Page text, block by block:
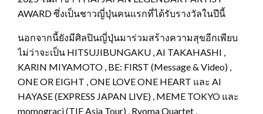
AWARD ซึ่งเป็นชาวญี่ปุ่นคนแรกที่ได้รับรางวัลในปีนี้
นอกจากนี้ยังมีศิลปินญี่ปุ่นมาร่วมสร้างความสุขอีกเพียบ
ไม่ว่าจะเป็น HITSUJIBUNGAKU , AI TAKAHASHI ,
KARIN MIYAMOTO , BE: FIRST (Message & Video) ,
ONE OR EIGHT , ONE LOVE ONE HEART และ AI
HAYASE (EXPRESS JAPAN LIVE) , MEME TOKYO และ
momograci (TIF Asia Tour) , Ryoma Quartet ,